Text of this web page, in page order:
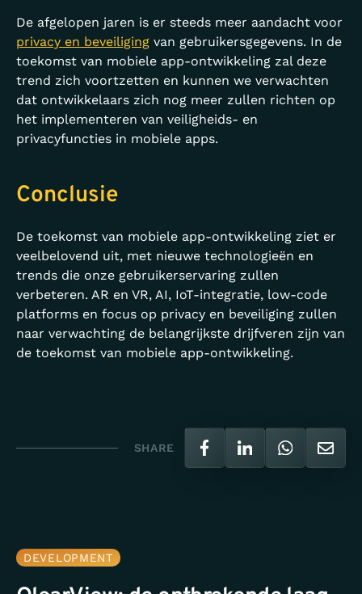
De afgelopen jaren is er steeds meer aandacht voor
privacy en beveiliging van gebruikersgegevens. In de
toekomst van mobiele app-ontwikkeling zal deze
trend zich voortzetten en kunnen we verwachten
dat ontwikkelaars zich nog meer zullen richten op
het implementeren van veiligheids- en
privacyfuncties in mobiele apps.
Conclusie
De toekomst van mobiele app-ontwikkeling ziet er
veelbelovend uit, met nieuwe technologieën en
trends die onze gebruikerservaring zullen
verbeteren. AR en VR, AI, IoT-integratie, low-code
platforms en focus op privacy en beveiliging zullen
naar verwachting de belangrijkste drijfveren zijn van
de toekomst van mobiele app-ontwikkeling.
SHARE
DEVELOPMENT